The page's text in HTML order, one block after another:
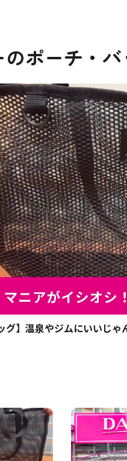
のポーチ・
グ】温泉やジムにいいじ